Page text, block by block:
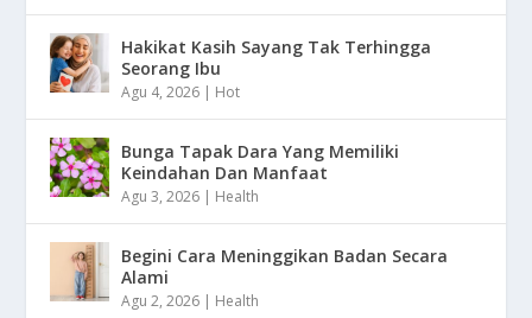
Hakikat Kasih Sayang Tak Terhingga
Seorang Ibu
Agu 4, 2026 | Hot
Bunga Tapak Dara Yang Memiliki
Keindahan Dan Manfaat
Agu 3, 2026 | Health
Begini Cara Meninggikan Badan Secara
Alami
Agu 2, 2026 | Health